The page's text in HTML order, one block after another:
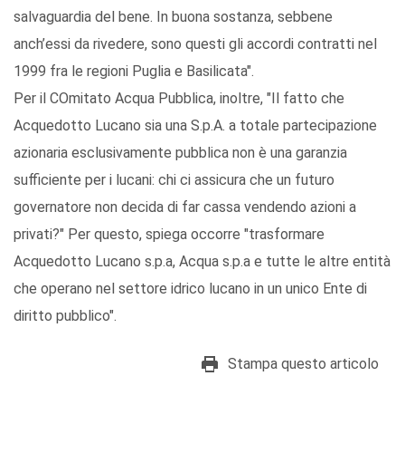
salvaguardia del bene. In buona sostanza, sebbene
anch’essi da rivedere, sono questi gli accordi contratti nel
1999 fra le regioni Puglia e Basilicata".
Per il COmitato Acqua Pubblica, inoltre, "Il fatto che
Acquedotto Lucano sia una S.p.A. a totale partecipazione
azionaria esclusivamente pubblica non è una garanzia
sufficiente per i lucani: chi ci assicura che un futuro
governatore non decida di far cassa vendendo azioni a
privati?" Per questo, spiega occorre "trasformare
Acquedotto Lucano s.p.a, Acqua s.p.a e tutte le altre entità
che operano nel settore idrico lucano in un unico Ente di
diritto pubblico".
Stampa questo articolo